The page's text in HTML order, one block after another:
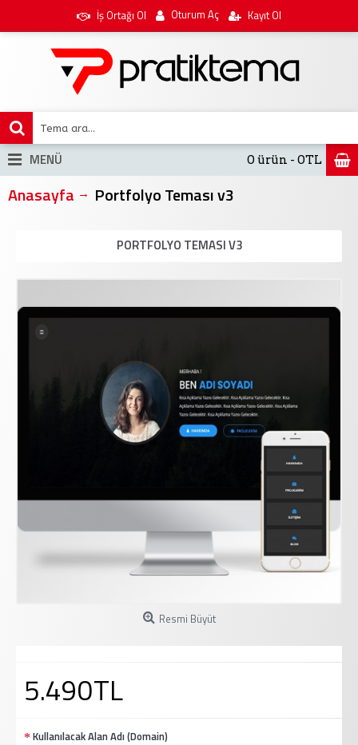
İş Ortağı Ol Oturum Aç Kayıt Ol
0 ürün - 0TL
MENÜ
Anasayfa Portfolyo Teması v3
PORTFOLYO TEMASI V3
Resmi Büyüt
5.490TL
Kullanılacak Alan Adı (Domain)